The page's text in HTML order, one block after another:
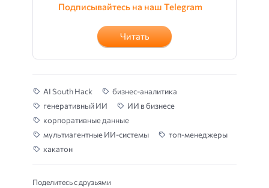
Подписывайтесь на наш Telegram
Читать
AI South Hack
бизнес-аналитика
генеративный ИИ
ИИ в бизнесе
корпоративные данные
мультиагентные ИИ-системы
топ-менеджеры
хакатон
Поделитесь с друзьями